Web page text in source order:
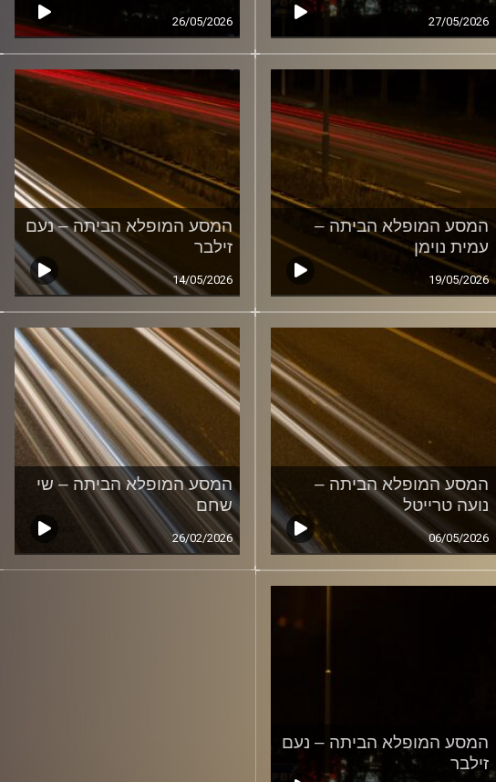
27/05/2026
26/05/2026
המסע המופלא הביתה –
עמית נוימן
19/05/2026
המסע המופלא הביתה – נעם
זילבר
14/05/2026
המסע המופלא הביתה –
נועה טרייטל
06/05/2026
המסע המופלא הביתה – שי
שחם
26/02/2026
המסע המופלא הביתה – נעם
זילבר